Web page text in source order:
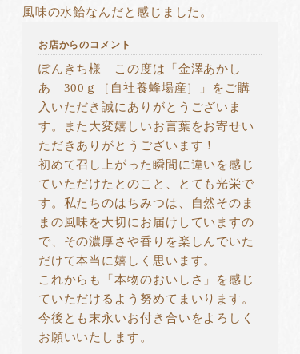
風味の水飴なんだと感じました。
お店からのコメント
ぽんきち様 この度は「金澤あかし
あ 300ｇ［自社養蜂場産］」をご購
入いただき誠にありがとうございま
す。また大変嬉しいお言葉をお寄せい
ただきありがとうございます！
初めて召し上がった瞬間に違いを感じ
ていただけたとのこと、とても光栄で
す。私たちのはちみつは、自然そのま
まの風味を大切にお届けしていますの
で、その濃厚さや香りを楽しんでいた
だけて本当に嬉しく思います。
これからも「本物のおいしさ」を感じ
ていただけるよう努めてまいります。
今後とも末永いお付き合いをよろしく
お願いいたします。